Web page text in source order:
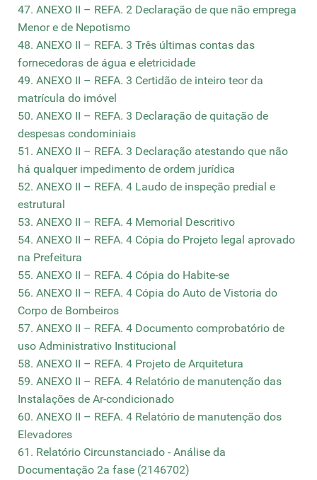
47. ANEXO II – REFA. 2 Declaração de que não emprega
Menor e de Nepotismo
48. ANEXO II – REFA. 3 Três últimas contas das
fornecedoras de água e eletricidade
49. ANEXO II – REFA. 3 Certidão de inteiro teor da
matrícula do imóvel
50. ANEXO II – REFA. 3 Declaração de quitação de
despesas condominiais
51. ANEXO II – REFA. 3 Declaração atestando que não
há qualquer impedimento de ordem jurídica
52. ANEXO II – REFA. 4 Laudo de inspeção predial e
estrutural
53. ANEXO II – REFA. 4 Memorial Descritivo
54. ANEXO II – REFA. 4 Cópia do Projeto legal aprovado
na Prefeitura
55. ANEXO II – REFA. 4 Cópia do Habite-se
56. ANEXO II – REFA. 4 Cópia do Auto de Vistoria do
Corpo de Bombeiros
57. ANEXO II – REFA. 4 Documento comprobatório de
uso Administrativo Institucional
58. ANEXO II – REFA. 4 Projeto de Arquitetura
59. ANEXO II – REFA. 4 Relatório de manutenção das
Instalações de Ar-condicionado
60. ANEXO II – REFA. 4 Relatório de manutenção dos
Elevadores
61. Relatório Circunstanciado - Análise da
Documentação 2a fase (2146702)